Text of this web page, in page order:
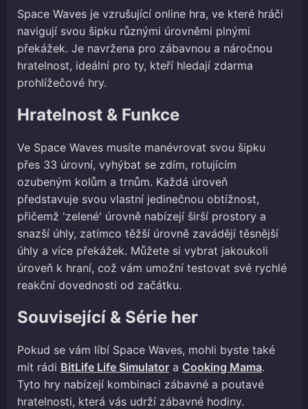
Space Waves je vzrušující online hra, ve které hráči
navigují svou šipku různými úrovněmi plnými
překážek. Je navržena pro zábavnou a náročnou
hratelnost, ideální pro ty, kteří hledají zdarma
prohlížečové hry.
Hratelnost & Funkce
Ve Space Waves musíte manévrovat svou šipku
přes 33 úrovní, vyhýbat se zdím, rotujícím
ozubeným kolům a trnům. Každá úroveň
představuje svou vlastní jedinečnou obtížnost,
přičemž 'zelené' úrovně nabízejí širší prostory a
snazší úhly, zatímco těžší úrovně zavádějí těsnější
úhly a více překážek. Můžete si vybrat jakoukoli
úroveň k hraní, což vám umožní testovat své rychlé
reakční dovednosti od začátku.
Související & Série her
Pokud se vám líbí Space Waves, mohli byste také
mít rádi BitLife Life Simulator a Cooking Mama.
Tyto hry nabízejí kombinaci zábavné a poutavé
hratelnosti, která vás udrží zábavné hodiny.